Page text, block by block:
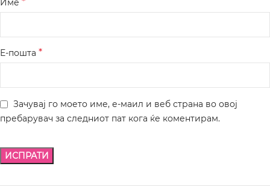
Име
Е-пошта *
Зачувај го моето име, е-маил и веб страна во овој
пребарувач за следниот пат кога ќе коментирам.